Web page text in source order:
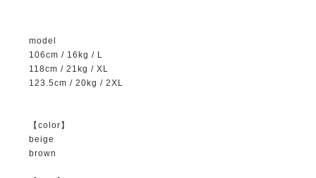
model
106cm / 16kg / L
118cm / 21kg / XL
123.5cm / 20kg / 2XL
【color】
beige
brown